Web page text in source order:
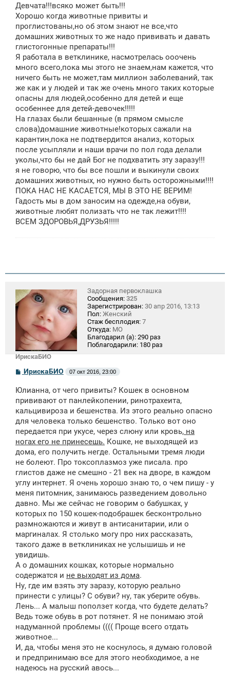
Девчата!!!всяко может быть!!!
Хорошо когда животные привиты и
проглистованы,но об этом знают не все,что
домашних животных то же надо прививать и давать
глистогонные препараты!!!
Я работала в ветклинике, насмотрелась ооочень
много всего,пока мы этого не знаем,нам кажется, что
ничего быть не может,там миллион заболеваний, так
же как и у людей и так же очень много таких которые
опасны для людей,особенно для детей и еще
особеннее для детей-девочек!!!!!
На глазах были бешанные (в прямом смысле
слова)домашние животные!которых сажали на
карантин,пока не подтвердится анализ, которых
после усыпляли и наши врачи по пол года делали
уколы,что бы не дай Бог не подхватить эту заразу!!!
я не говорю, что бы все пошли и выкинули своих
домашних животных, но нужно быть осторожными!!!!
ПОКА НАС НЕ КАСАЕТСЯ, МЫ В ЭТО НЕ ВЕРИМ!
Гадость мы в дом заносим на одежде,на обуви,
животные любят полизать что не так лежит!!!!
ВСЕМ ЗДОРОВЬЯ,ДРУЗЬЯ!!!!!
ИрискаБИО
Задорная первоклашка
Сообщения: 325
Зарегистрирован: 30 апр 2016, 13:13
Пол: Женский
Стаж бесплодия: 7
Откуда: МО
Благодарил (а): 290 раз
Поблагодарили: 180 раз
С
о
б
щ
е
н
и
ИрискаБИО 07 окт 2016, 23:00
Юлианна, от чего привиты? Кошек в основном
прививают от панлейкопении, ринотрахеита,
кальцивироза и бешенства. Из этого реально опасно
для человека только бешенство. Только вот оно
передается при укусе, через слюну или кровь, на
ногах его не принесешь. Кошке, не выходящей из
дома, его получить негде. Остальными тремя люди
не болеют. Про токсоплазмоз уже писала. про
глистов даже не смешно - 21 век на дворе, в каждом
углу интернет. Я очень хорошо знаю то, о чем пишу - у
меня питомник, занимаюсь разведением довольно
давно. Мы же сейчас не говорим о бабушках, у
которых по 150 кошек-подобрашек бесконтрольно
размножаются и живут в антисанитарии, или о
маргиналах. Я столько могу про них рассказать,
такого даже в ветклиниках не услышишь и не
увидишь.
А о домашних кошках, которые нормально
содержатся и не выходят из дома.
Ну, где им взять эту заразу, которую реально
принести с улицы? С обуви? ну, так уберите обувь.
Лень... А малыш поползет когда, что будете делать?
Ведь тоже обувь в рот потянет. Я не понимаю этой
надуманной проблемы (((( Проще всего отдать
животное...
И, да, чтобы меня это не коснулось, я думаю головой
и предпринимаю все для этого необходимое, а не
надеюсь на русский авось...